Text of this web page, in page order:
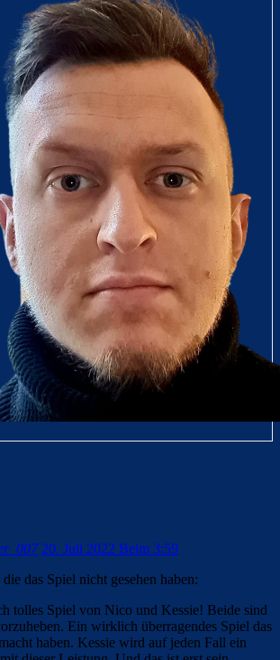
20. Juli 2022 Beim 3:59
das Spiel nicht gesehen haben:
tolles Spiel von Nico und Kessie! Beide sind
Ein wirklich überragendes Spiel das
haben. Kessie wird auf jeden Fall ein